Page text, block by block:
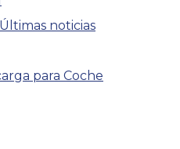
noticias
para Coche